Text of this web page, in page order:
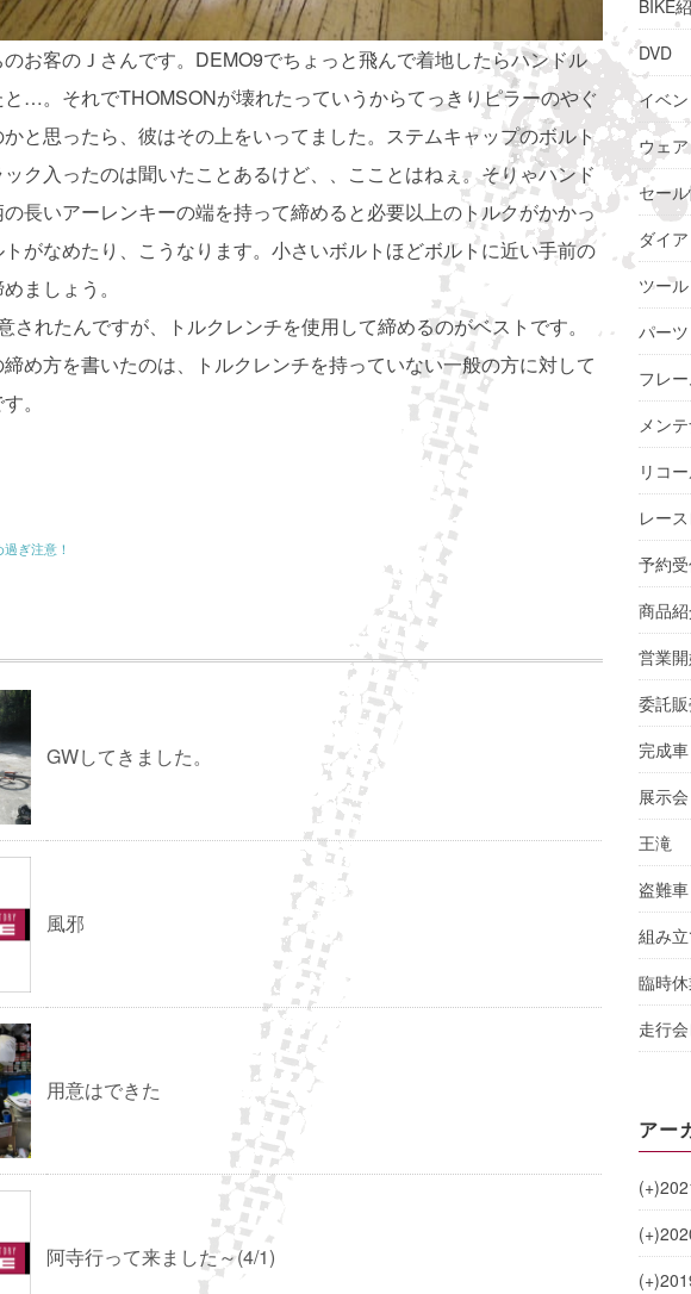
お客のＪさんです。DEMO9でちょっと飛んで着地したらハンドル
…。それでTHOMSONが壊れたっていうからてっきりピラーのやぐ
と思ったら、彼はその上をいってました。ステムキャップのボルト
ク入ったのは聞いたことあるけど、、こことはねぇ。そりゃハンド
長いアーレンキーの端を持って締めると必要以上のトルクがかかっ
がなめたり、こうなります。小さいボルトほどボルトに近い手前の
ましょう。
されたんですが、トルクレンチを使用して締めるのがベストです。
め方を書いたのは、トルクレンチを持っていない一般の方に対して
。
ぎ注意！
GWしてきました。
風邪
用意はできた
阿寺行って来ました～(4/1)
BIKE
DVD
イベン
ウェア
セー
ダイ
ツール
パーツ
フレ
メン
リコ
レー
予約
商品
営業
委託
完成車
展示会
王滝
盗難車
組み
臨時
走行
アー
(+)
(+)
(+)